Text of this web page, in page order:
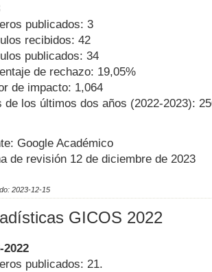
publicados: 3
recibidos: 42
publicados: 34
de rechazo: 19,05%
de impacto: 1,064
de los últimos dos años (2022-2023):
Google Académico
de revisión 12 de diciembre de 2023
2023-12-15
GICOS 2022
2022
publicados: 21.